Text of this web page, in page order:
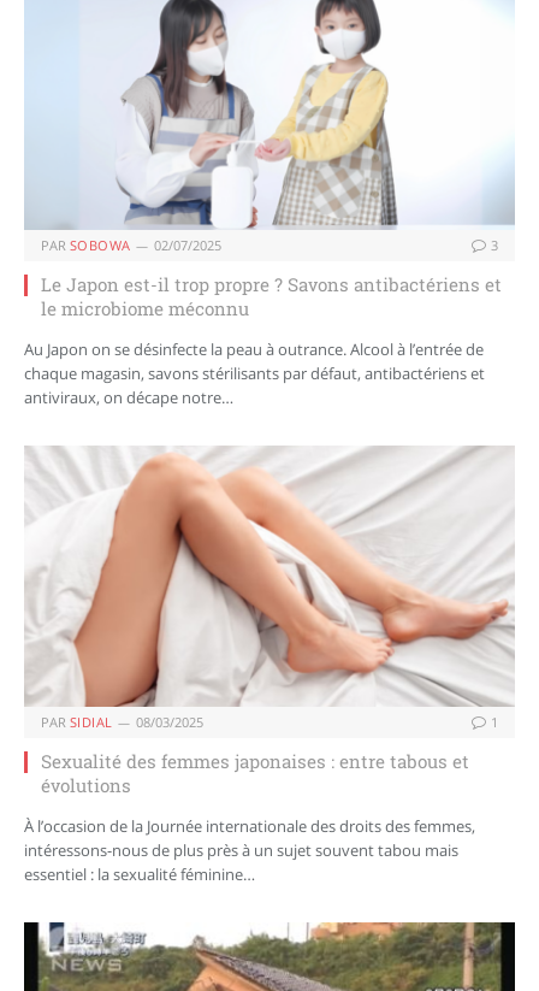
PAR SOBOWA 02/07/2025 3
Le Japon est-il trop propre ? Savons antibactériens et
le microbiome méconnu
Au Japon on se désinfecte la peau à outrance. Alcool à l’entrée de
chaque magasin, savons stérilisants par défaut, antibactériens et
antiviraux, on décape notre…
PAR SIDIAL 08/03/2025 1
Sexualité des femmes japonaises : entre tabous et
évolutions
À l’occasion de la Journée internationale des droits des femmes,
intéressons-nous de plus près à un sujet souvent tabou mais
essentiel : la sexualité féminine…